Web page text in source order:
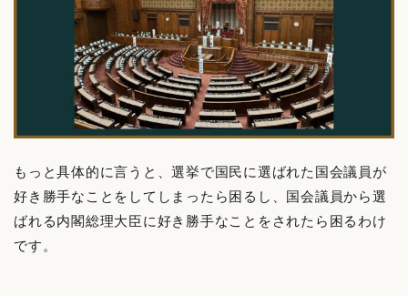
もっと具体的に言うと、選挙で国民に選ばれた国会議員が
好き勝手なことをしてしまったら困るし、国会議員から選
ばれる内閣総理大臣に好き勝手なことをされたら困るわけ
です。